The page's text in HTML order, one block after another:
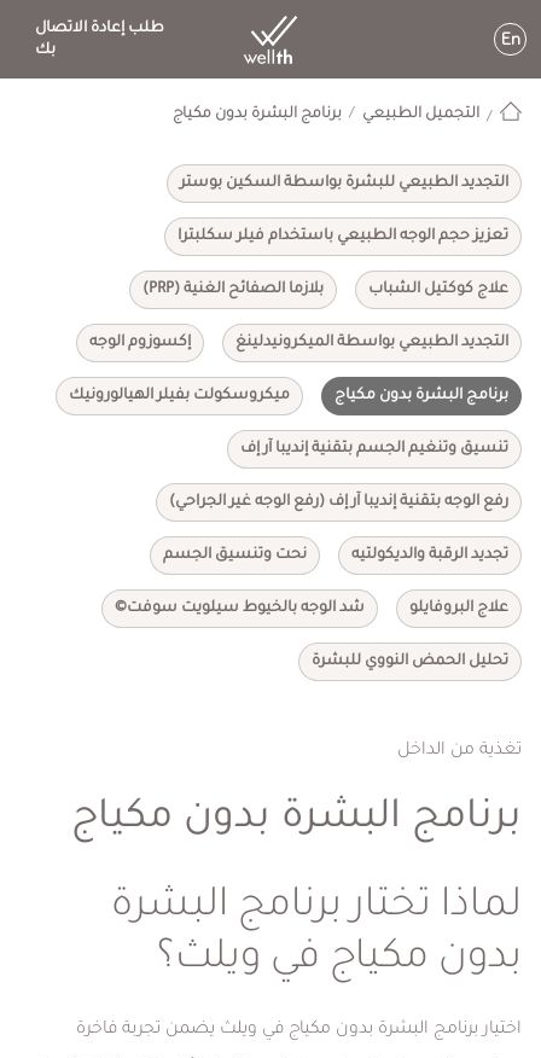
En
طلب إعادة الاتصال
بك
التجميل الطبيعي برنامج البشرة بدون مكياج
التجديد الطبيعي للبشرة بواسطة السكين بوستر
تعزيز حجم الوجه الطبيعي باستخدام فيلر سكلبترا
علاج كوكتيل الشباب بلازما الصفائح الغنية (PRP)
التجديد الطبيعي بواسطة الميكرونيدلينغ إكسوزوم الوجه
برنامج البشرة بدون مكياج ميكروسكولت بفيلر الهيالورونيك
تنسيق وتنغيم الجسم بتقنية إنديبا آر إف
رفع الوجه بتقنية إنديبا آر إف (رفع الوجه غير الجراحي)
تجديد الرقبة والديكولتيه نحت وتنسيق الجسم
علاج البروفايلو شد الوجه بالخيوط سيلويت سوفت©
تحليل الحمض النووي للبشرة
تغذية من الداخل
برنامج البشرة بدون مكياج
لماذا تختار برنامج البشرة
بدون مكياج في ويلث؟
اختيار برنامج البشرة بدون مكياج في ويلث يضمن تجربة فاخرة